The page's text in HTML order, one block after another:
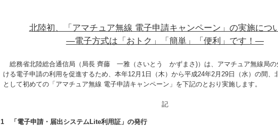
北陸初、「アマチュア無線 電子申請キャンペーン」の実施に
―電子方式は「おトク」「簡単」「便利」です！―
総務省北陸総合通信局（局長 齊藤 一雅（さいとう かずまさ)）は、アマチュア無線局の
ける電子申請の利用を促進するため、本年12月1日（木）から平成24年2月29日（水）の間、
として初めての「アマチュア無線 電子申請キャンペーン」を下記のとおり実施します。
記
1 「電子申請・届出システムLite利用証」の発行